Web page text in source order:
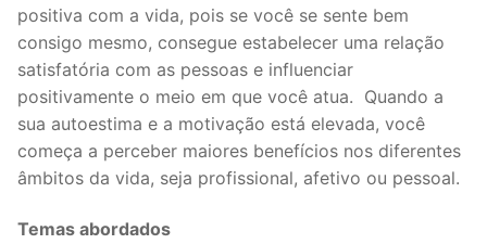
positiva com a vida, pois se você se sente bem
consigo mesmo, consegue estabelecer uma relação
satisfatória com as pessoas e influenciar
positivamente o meio em que você atua. Quando a
sua autoestima e a motivação está elevada, você
começa a perceber maiores benefícios nos diferentes
âmbitos da vida, seja profissional, afetivo ou pessoal.
Temas abordados